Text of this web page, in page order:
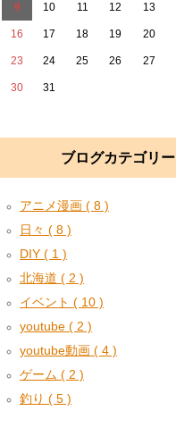
9 10 11 12 13
16 17 18 19 20
23 24 25 26 27
30 31
ブログカテゴリー
アニメ漫画 ( 8 )
日々 ( 8 )
DIY ( 1 )
北海道 ( 2 )
イベント ( 10 )
youtube ( 2 )
youtube動画 ( 4 )
ゲーム ( 2 )
釣り ( 5 )